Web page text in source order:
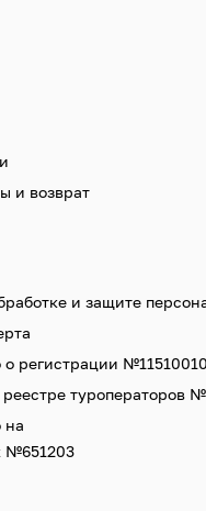
и возврат
и защите
о регистрации
реестре туроператоров
на
№651203